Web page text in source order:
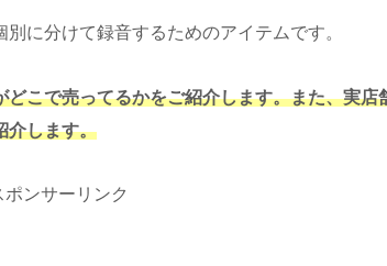
に分けて録音するためのアイテムです。
こで売ってるかをご紹介します。また、実店
介します。
ポンサーリンク